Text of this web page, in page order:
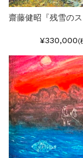
齋藤健昭『残雪のス
¥330,000(